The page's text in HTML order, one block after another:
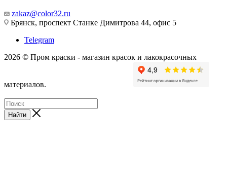
zakaz@color32.ru
Брянск, проспект Станке Димитрова 44, офис 5
Telegram
2026 © Пром краски - магазин красок и лакокрасочных
материалов.
Найти